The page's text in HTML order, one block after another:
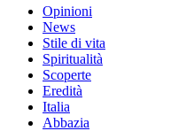
Opinioni
News
Stile di vita
Spiritualità
Scoperte
Eredità
Italia
Abbazia